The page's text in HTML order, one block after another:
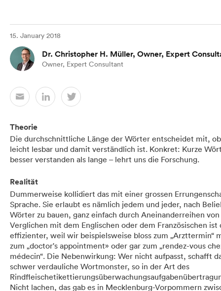
15. January 2018
Dr. Christopher H. Müller, Owner, Expert
Owner, Expert Consultant
Theorie
Die durchschnittliche Länge der Wörter entscheidet mit,
leicht lesbar und damit verständlich ist. Konkret: Kurze
besser verstanden als lange – lehrt uns die Forschung.
Realität
Dummerweise kollidiert das mit einer grossen
Sprache. Sie erlaubt es nämlich jedem und jeder, nach
Wörter zu bauen, ganz einfach durch Aneinanderreihen
Verglichen mit dem Englischen oder dem Französischen ist
effizienter, weil wir beispielsweise bloss zum „Arzttermin“
zum „doctor's appointment» oder gar zum „rendez-vous
médecin“. Die Nebenwirkung: Wer nicht aufpasst, schafft
schwer verdauliche Wortmonster, so in der Art des
Nicht lachen, das gab es in Mecklenburg-Vorpommern